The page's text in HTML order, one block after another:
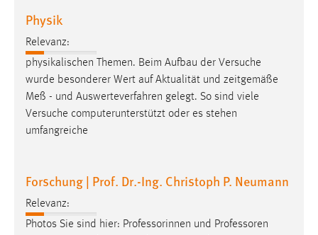
Physik
Relevanz:
physikalischen Themen. Beim Aufbau der Versuche
wurde besonderer Wert auf Aktualität und zeitgemäße
Meß - und Auswerteverfahren gelegt. So sind viele
Versuche computerunterstützt oder es stehen
umfangreiche
Forschung | Prof. Dr.-Ing. Christoph P. Neumann
Relevanz:
Photos Sie sind hier: Professorinnen und Professoren